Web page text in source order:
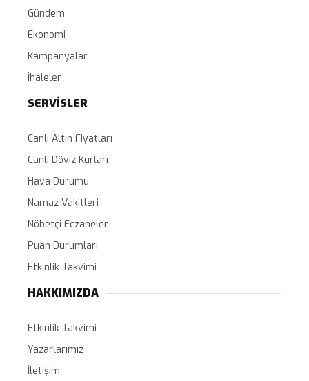
Gündem
Ekonomi
Kampanyalar
İhaleler
SERVİSLER
Canlı Altın Fiyatları
Canlı Döviz Kurları
Hava Durumu
Namaz Vakitleri
Nöbetçi Eczaneler
Puan Durumları
Etkinlik Takvimi
HAKKIMIZDA
Etkinlik Takvimi
Yazarlarımız
İletişim